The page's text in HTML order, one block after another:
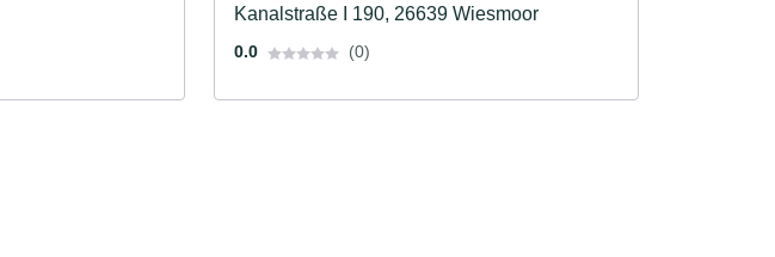
Kanalstraße I 190, 26639 Wiesmoor
0.0 (0)